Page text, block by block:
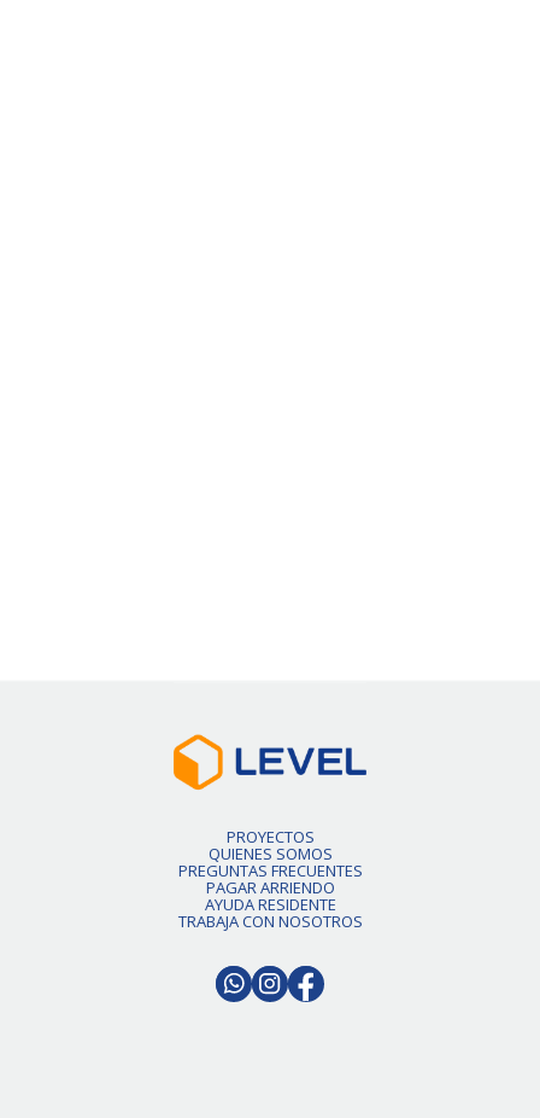
PROYECTOS
QUIENES SOMOS
PREGUNTAS FRECUENTES
PAGAR ARRIENDO
AYUDA RESIDENTE
TRABAJA CON NOSOTROS